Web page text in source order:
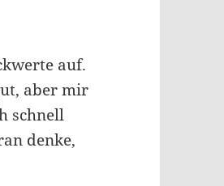
auf.
aber mir
schnell
denke,